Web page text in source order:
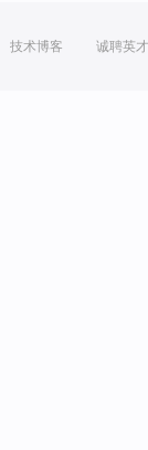
技术博客 诚聘英才